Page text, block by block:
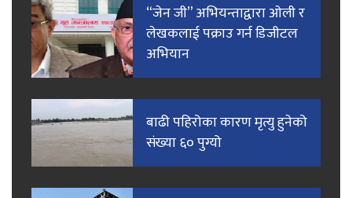
“जेन जी” अभियन्ताद्वारा ओली र
लेखकलाई पक्राउ गर्न डिजीटल
अभियान
बाढी पहिरोका कारण मृत्यु हुनेको
संख्या ६० पुग्यो